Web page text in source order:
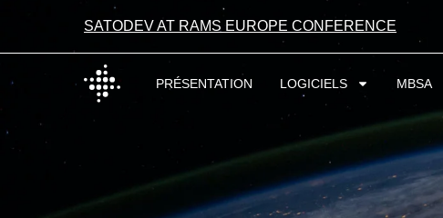
SATODEV AT RAMS EUROPE CONFERENCE
PRÉSENTATION LOGICIELS MBSA